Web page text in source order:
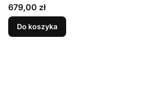
Cena
679,00 zł
Do koszyka